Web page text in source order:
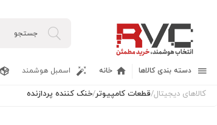
دسته بندی کالاها خانه اسمبل هوشمند
کالاهای دیجیتال/قطعات کامپیوتر/خنک کننده پردازنده